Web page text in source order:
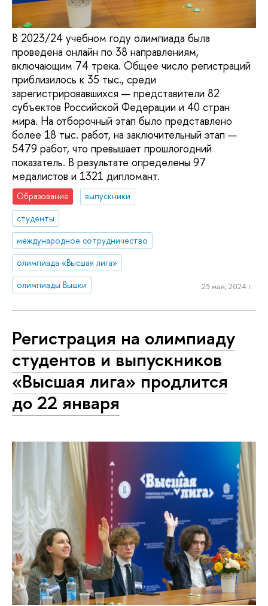
В 2023/24 учебном году олимпиада была
проведена онлайн по 38 направлениям,
включающим 74 трека. Общее число регистраций
приблизилось к 35 тыс., среди
зарегистрировавшихся — представители 82
субъектов Российской Федерации и 40 стран
мира. На отборочный этап было представлено
более 18 тыс. работ, на заключительный этап —
5479 работ, что превышает прошлогодний
показатель. В результате определены 97
медалистов и 1321 дипломант.
Образование
выпускники
студенты
международное сотрудничество
олимпиада «Высшая лига»
олимпиады Вышки
23 мая, 2024 г.
Регистрация на олимпиаду
студентов и выпускников
«Высшая лига» продлится
до 22 января